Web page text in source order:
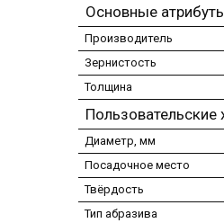
Основные
Производитель
Зернистость
Толщина
Пользовательские
Диаметр, мм
Посадочное место
Твёрдость
Тип абразива